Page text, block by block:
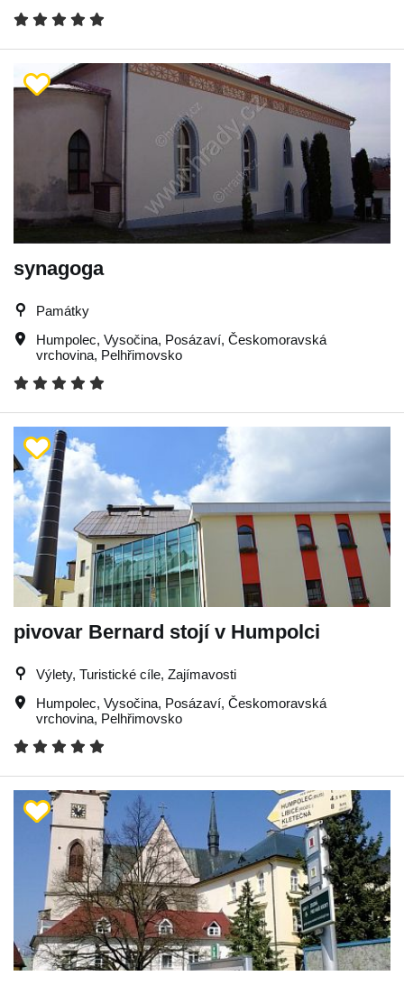
synagoga
Památky
Humpolec, Vysočina, Posázaví, Českomoravská
vrchovina, Pelhřimovsko
pivovar Bernard stojí v Humpolci
Výlety, Turistické cíle, Zajímavosti
Humpolec, Vysočina, Posázaví, Českomoravská
vrchovina, Pelhřimovsko